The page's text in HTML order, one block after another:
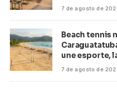
7 de agosto de
Beach tennis
une esporte,
7 de agosto de